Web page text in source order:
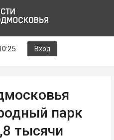
Вход
парк
тысячи